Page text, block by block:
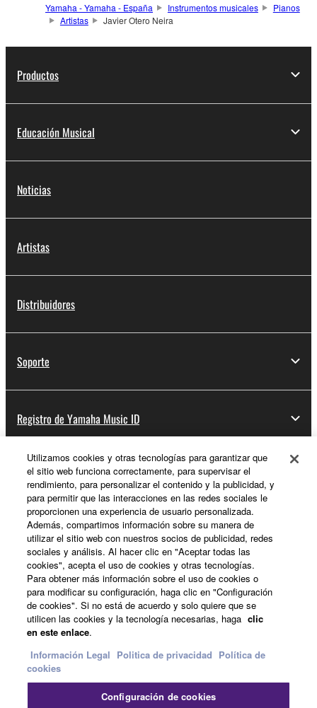
Yamaha - Yamaha - España Instrumentos musicales
Pianos
Artistas
Javier Otero Neira
Productos
Educación Musical
Noticias
Artistas
Distribuidores
Soporte
Registro de Yamaha Music ID
Acerca de Yamaha
España - Spanish
Empresa
Contacte con nosotrosTerminos de uso
Utilizamos cookies y otras tecnologías para garantizar que
el sitio web funciona correctamente, para supervisar el
rendimiento, para personalizar el contenido y la publicidad, y
para permitir que las interacciones en las redes sociales le
proporcionen una experiencia de usuario personalizada.
Además, compartimos información sobre su manera de
utilizar el sitio web con nuestros socios de publicidad, redes
sociales y análisis. Al hacer clic en "Aceptar todas las
cookies", acepta el uso de cookies y otras tecnologías.
Para obtener más información sobre el uso de cookies o
para modificar su configuración, haga clic en "Configuración
de cookies". Si no está de acuerdo y solo quiere que se
utilicen las cookies y la tecnología necesarias, haga clic
en este enlace.
Información Legal Politica de privacidad Política de
cookies
Configuración de cookies